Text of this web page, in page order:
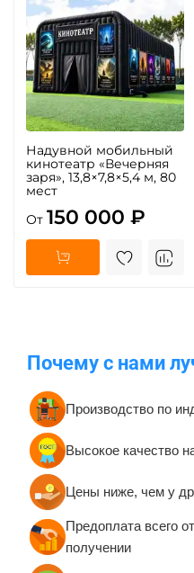
Надувной мобильный
кинотеатр «Вечерняя
заря», 13,8×7,8×5,4 м, 80
мест
От 150 000 ₽
Почему с нами
Производство по
Высокое качество
Цены ниже, чем у
Предоплата всего
получении